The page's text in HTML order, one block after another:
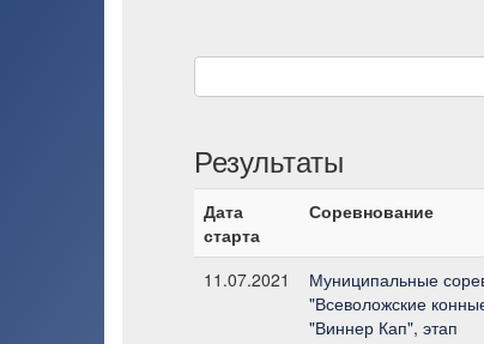
Результаты
Дата
старта
Соревнование
11.07.2021
Муниципальные
"Всеволожские
"Виннер Кап", этап